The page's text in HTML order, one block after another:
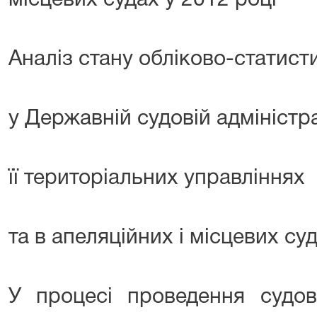
Аналіз стану обліково-
у Державній судовій
її територіальних управліннях
та в апеляційних і місцевих
У процесі проведення